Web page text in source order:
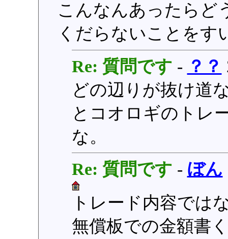
こんなんあったらど
くだらないことをす
Re: 質問です - ？？
どの辺りが抜け道
とコオロギのトレ
な。
Re: 質問です - ぼん
トレード内容では
無償板での金額書